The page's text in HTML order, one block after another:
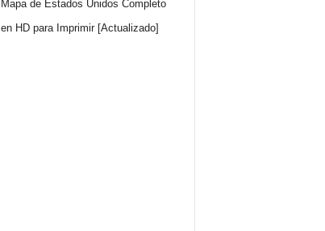
Mapa de Estados Unidos Completo
en HD para Imprimir [Actualizado]